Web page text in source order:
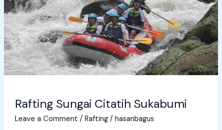
Rafting Sungai Citatih Sukabumi
Leave a Comment / Rafting/ hasanbagus